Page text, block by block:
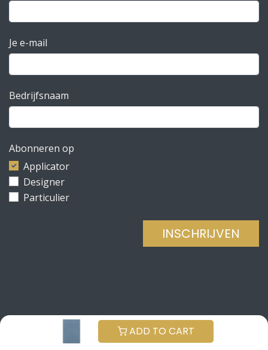
ADD TO CART
Je e-mail
Bedrijfsnaam
Abonneren op
Applicator
Designer
Particulier
INSCHRIJVEN
Copyright © Be Concrete NEDERLANDS (BE)
Aangeboden door - De #1Open source e-